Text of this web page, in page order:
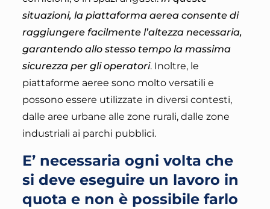
situazioni, la piattaforma aerea consente di
raggiungere facilmente l’altezza necessaria,
garantendo allo stesso tempo la massima
sicurezza per gli operatori. Inoltre, le
piattaforme aeree sono molto versatili e
possono essere utilizzate in diversi contesti,
dalle aree urbane alle zone rurali, dalle zone
industriali ai parchi pubblici.
E’ necessaria ogni volta che
si deve eseguire un lavoro in
quota e non è possibile farlo